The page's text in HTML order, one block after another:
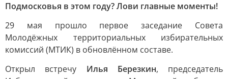
Подмосковья в этом году? Лови главные моменты!
29 мая прошло первое заседание Совета
Молодёжных территориальных избирательных
комиссий (МТИК) в обновлённом составе.
Открыл встречу Илья Березкин, председатель